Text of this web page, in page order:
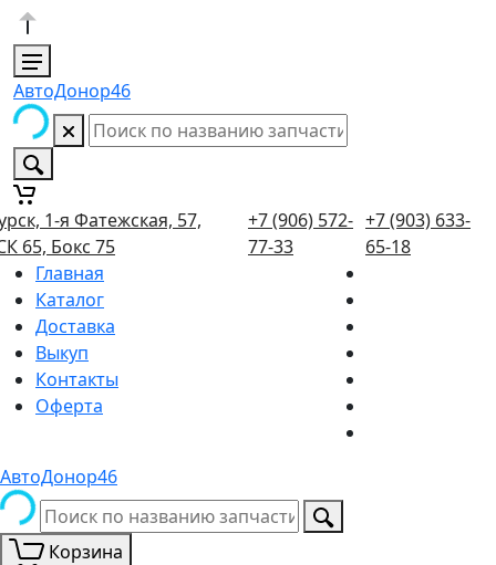
АвтоДонор46
1-я Фатежская, 57,
65, Бокс 75
+7 (906) 572-
77-33
+7 (903) 633-
65-18
Главная
Каталог
Доставка
Выкуп
Контакты
Оферта
АвтоДонор46
Корзина